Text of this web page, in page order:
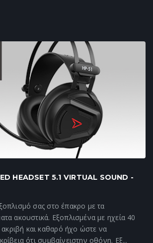
HEADSET 5.1 VIRTUAL SOUND -
σας στο έπακρο με τα
ακουστικά. Εξοπλισμένα με ηχεία 40
και καθαρό ήχο ώστε να
ότι συμβαίνειστην οθόνη. Εξ...